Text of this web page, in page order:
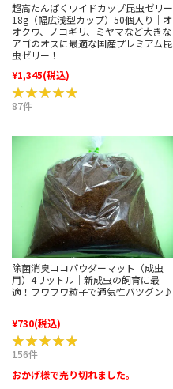
超高たんぱくワイドカップ昆虫ゼリー
18g（幅広浅型カップ）50個入り｜オ
オクワ、ノコギリ、ミヤマなど大きな
アゴのオスに最適な国産プレミアム昆
虫ゼリー！
¥1,345(税込)
★★★★★
★★★★★
87件
除菌消臭ココパウダーマット（成虫
用）4リットル｜新成虫の飼育に最
適！フワフワ粒子で通気性バツグン♪
¥730(税込)
★★★★★
★★★★★
156件
おかげ様で売り切れました。